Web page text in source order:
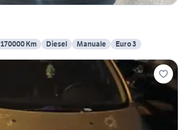
170000 Km Diesel Manuale Euro 3